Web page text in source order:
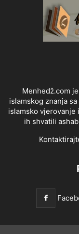
Menhedž.com
islamskog znanja
islamsko vjerovanje
ih shvatili